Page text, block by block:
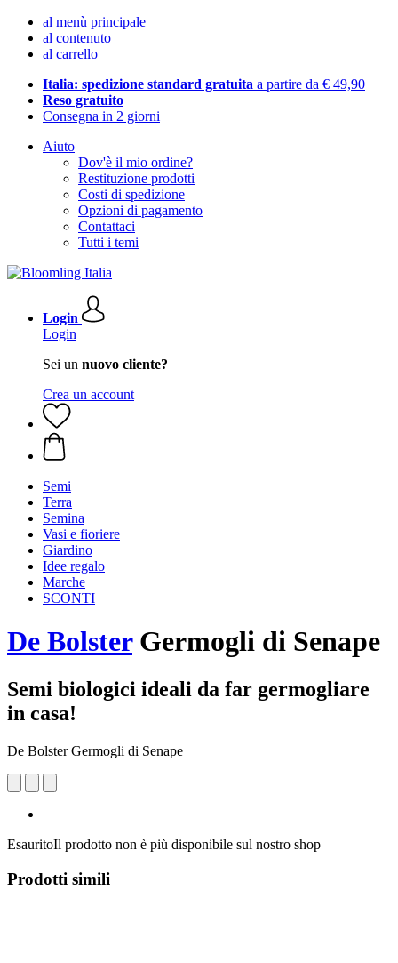
al menù principale
al contenuto
al carrello
Italia: spedizione standard gratuita a partire da € 49,90
Reso gratuito
Consegna in 2 giorni
Aiuto
Dov'è il mio ordine?
Restituzione prodotti
Costi di spedizione
Opzioni di pagamento
Contattaci
Tutti i temi
Login
Login
Sei un nuovo cliente?
Crea un account
Semi
Terra
Semina
Vasi e fioriere
Giardino
Idee regalo
Marche
SCONTI
De BolsterGermogli di Senape
Semi biologici ideali da far germogliare
in casa!
De Bolster Germogli di Senape
EsauritoIl prodotto non è più disponibile sul nostro shop
Prodotti simili